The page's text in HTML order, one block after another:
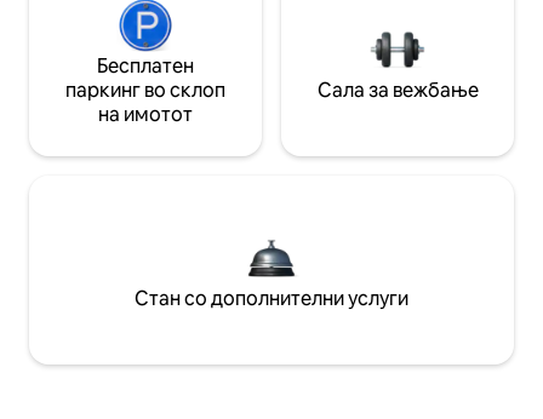
Бесплатен
паркинг во склоп
на имотот
Сала за вежбање
Стан со дополнителни услуги